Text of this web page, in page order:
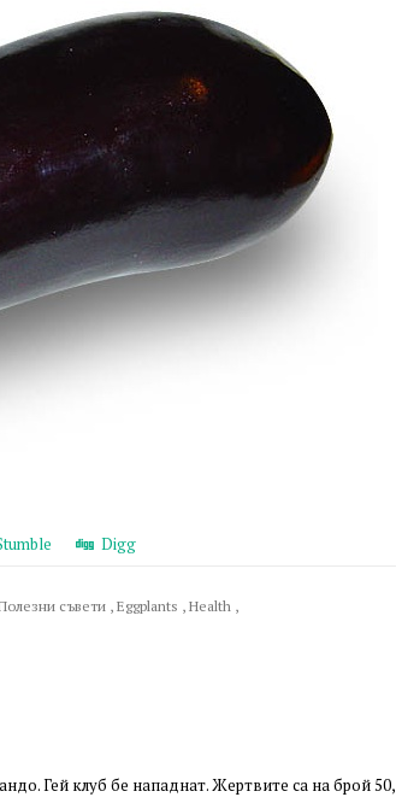
Digg
съвети , Eggplants , Health ,
Гей клуб бе нападнат. Жертвите са на брой 50,